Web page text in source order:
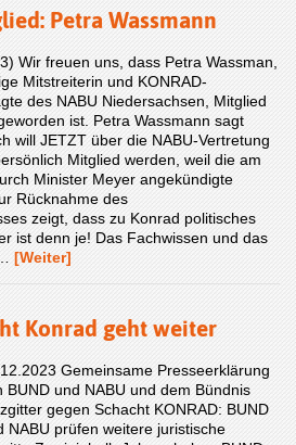
Petra Wassmann
Wir freuen uns, dass Petra Wassman,
Mitstreiterin und KONRAD-
des NABU Niedersachsen, Mitglied
ist. Petra Wassmann sagt
will JETZT über die NABU-Vertretung
Mitglied werden, weil die am
Minister Meyer angekündigte
Rücknahme des
zeigt, dass zu Konrad politisches
ist denn je! Das Fachwissen und das
[Weiter]
Konrad geht weiter
Gemeinsame Presseerklärung
BUND und NABU und dem Bündnis
gegen Schacht KONRAD: BUND
NABU prüfen weitere juristische